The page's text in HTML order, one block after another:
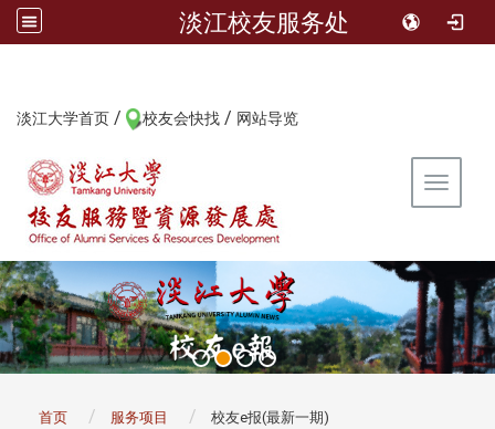
淡江校友服务处
淡江大学首页 / 校友会快找 / 网站导览
Toggle
首页 服务项目 校友e报(最新一期)